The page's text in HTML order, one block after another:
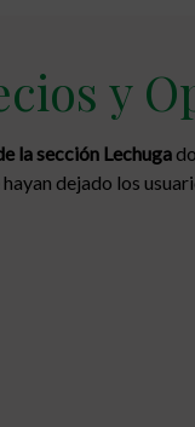
y
la sección Lechuga
dejado los